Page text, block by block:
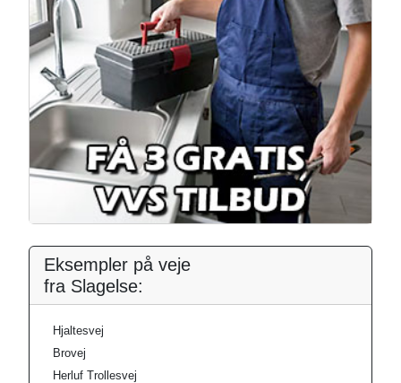
Eksempler på veje
fra Slagelse:
Hjaltesvej
Brovej
Herluf Trollesvej